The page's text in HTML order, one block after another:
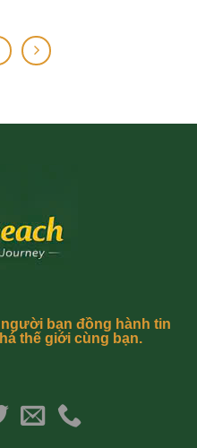
bạn đồng hành tin
thế giới cùng bạn.